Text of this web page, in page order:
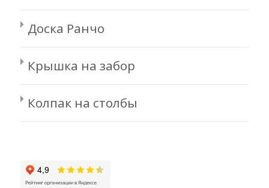
Доска Ранчо
Крышка на забор
Колпак на столбы